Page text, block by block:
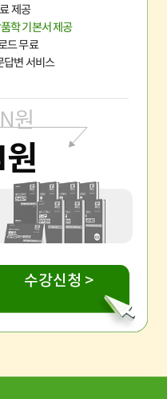
제공
학 기본서 제공
드 무료
답변 서비스
원
원
수강신청 >